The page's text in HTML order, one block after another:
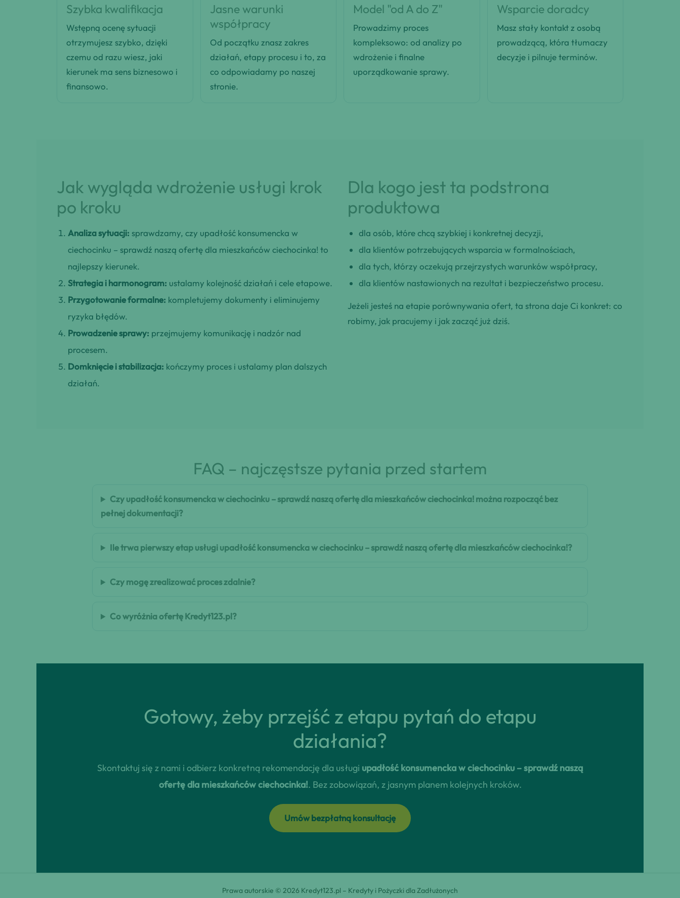
Szybka kwalifikacja
Wstępną ocenę sytuacji
otrzymujesz szybko, dzięki
czemu od razu wiesz, jaki
kierunek ma sens biznesowo i
finansowo.
Jasne warunki
współpracy
Od początku znasz zakres
działań, etapy procesu i to, za
co odpowiadamy po naszej
stronie.
Model "od A do Z"
Prowadzimy proces
kompleksowo: od analizy po
wdrożenie i finalne
uporządkowanie sprawy.
Wsparcie doradcy
Masz stały kontakt z osobą
prowadzącą, która tłumaczy
decyzje i pilnuje terminów.
Jak wygląda wdrożenie usługi krok
po kroku
Analiza sytuacji: sprawdzamy, czy upadłość konsumencka w
ciechocinku – sprawdź naszą ofertę dla mieszkańców ciechocinka! to
najlepszy kierunek.
Strategia i harmonogram: ustalamy kolejność działań i cele etapowe.
Przygotowanie formalne: kompletujemy dokumenty i eliminujemy
ryzyka błędów.
Prowadzenie sprawy: przejmujemy komunikację i nadzór nad
procesem.
Domknięcie i stabilizacja: kończymy proces i ustalamy plan dalszych
działań.
Dla kogo jest ta podstrona
produktowa
dla osób, które chcą szybkiej i konkretnej decyzji,
dla klientów potrzebujących wsparcia w formalnościach,
dla tych, którzy oczekują przejrzystych warunków współpracy,
dla klientów nastawionych na rezultat i bezpieczeństwo procesu.
Jeżeli jesteś na etapie porównywania ofert, ta strona daje Ci konkret: co
robimy, jak pracujemy i jak zacząć już dziś.
FAQ – najczęstsze pytania przed startem
Czy upadłość konsumencka w ciechocinku – sprawdź naszą ofertę dla mieszkańców ciechocinka! można rozpocząć bez
pełnej dokumentacji?
Ile trwa pierwszy etap usługi upadłość konsumencka w ciechocinku – sprawdź naszą ofertę dla mieszkańców ciechocinka!?
Czy mogę zrealizować proces zdalnie?
Co wyróżnia ofertę Kredyt123.pl?
Gotowy, żeby przejść z etapu pytań do etapu
działania?
Skontaktuj się z nami i odbierz konkretną rekomendację dla usługi upadłość konsumencka w ciechocinku – sprawdź naszą
ofertę dla mieszkańców ciechocinka!. Bez zobowiązań, z jasnym planem kolejnych kroków.
Umów bezpłatną konsultację
Prawa autorskie © 2026 Kredyt123.pl – Kredyty i Pożyczki dla Zadłużonych